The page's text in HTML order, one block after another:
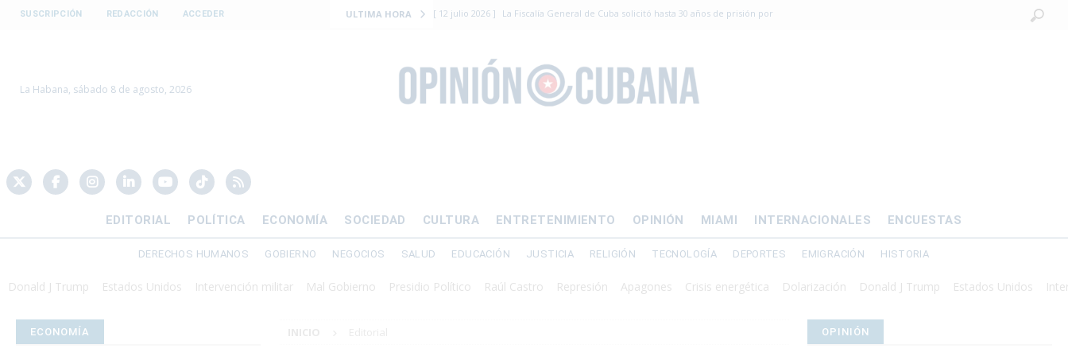
SUSCRIPCIÓN REDACCIÓN ACCEDER ULTIMA HORA [ 12 julio 2026 ] La Fiscalía General de Cuba solicitó hasta 30 años de prisión por
[ 12 julio 2026 ] EE.UU. vacía Alligator Alcatraz y mueve a cubanos mayores
EMIGRACIÓN
La Habana, sábado 8 de agosto, 2026
EDITORIAL POLÍTICA ECONOMÍA SOCIEDAD CULTURA ENTRETENIMIENTO OPINIÓN MIAMI INTERNACIONALES ENCUESTAS
DERECHOS HUMANOS GOBIERNO NEGOCIOS SALUD EDUCACIÓN JUSTICIA RELIGIÓN TECNOLOGÍA DEPORTES EMIGRACIÓN HISTORIA
Trump Estados Unidos Intervención militar Mal Gobierno Presidio Político Raúl Castro Represión Apagones Crisis energética Dolarización Donald J Trump Estados Unidos Intervención
ECONOMÍA OPINIÓN